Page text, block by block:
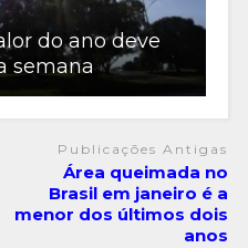
do ano deve
semana
Publicações Antigas
Área queimada no
Brasil em janeiro é a
menor dos últimos dois
anos